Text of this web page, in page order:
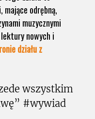
odrębną,
muzycznymi
nowych i
działu z